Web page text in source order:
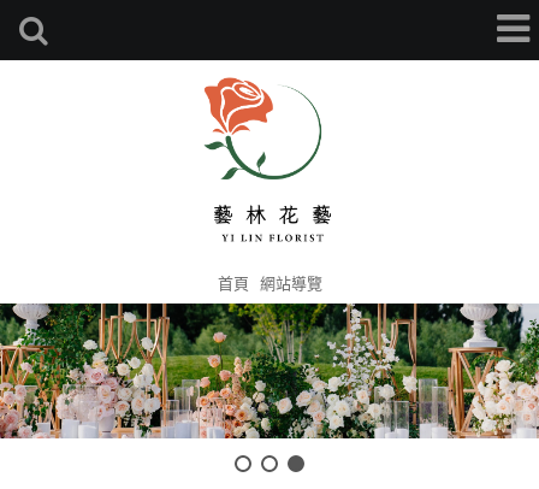
首頁 網站導覽